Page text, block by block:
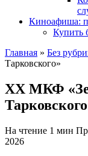
Киноафиша:
Купить
Главная » Без
Тарковского»
ХХ МКФ
На чтение 1 мин
2026